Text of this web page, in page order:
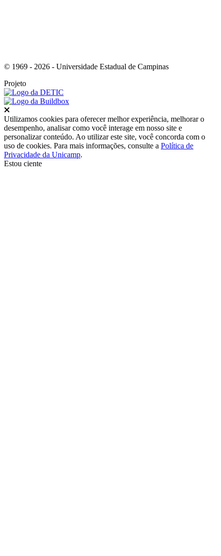
© 1969 - 2026 - Universidade Estadual de Campinas
Projeto
Utilizamos cookies para oferecer melhor experiência, melhorar o
desempenho, analisar como você interage em nosso site e
personalizar conteúdo. Ao utilizar este site, você concorda com o
uso de cookies. Para mais informações, consulte a Política de
Privacidade da Unicamp.
Estou ciente